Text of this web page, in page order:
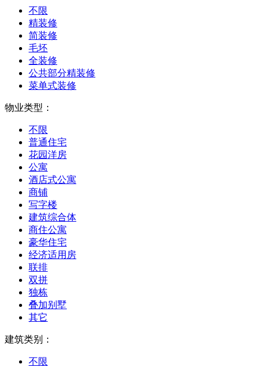
不限
精装修
简装修
毛坯
全装修
公共部分精装修
菜单式装修
物业类型：
不限
普通住宅
花园洋房
公寓
酒店式公寓
商铺
写字楼
建筑综合体
商住公寓
豪华住宅
经济适用房
联排
双拼
独栋
叠加别墅
其它
建筑类别：
不限